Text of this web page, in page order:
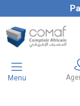
Menu